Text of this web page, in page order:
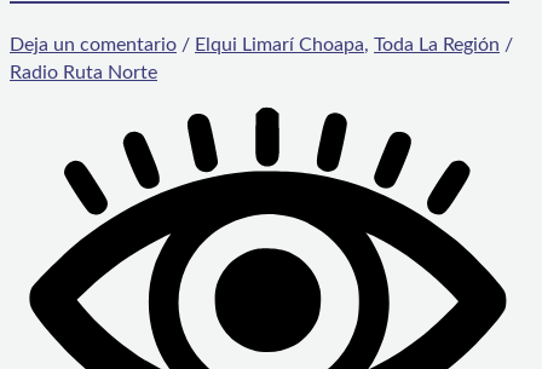
Deja un comentario / Elqui Limarí Choapa, Toda La Región /
Radio Ruta Norte